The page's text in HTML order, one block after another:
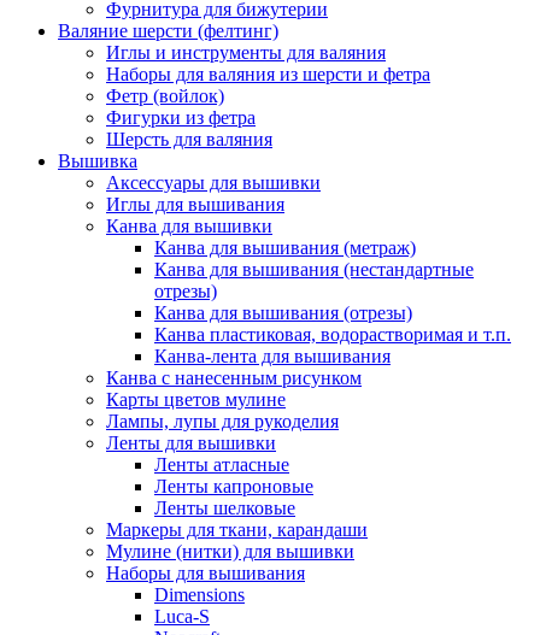
Фурнитура для бижутерии
Валяние шерсти (фелтинг)
Иглы и инструменты для валяния
Наборы для валяния из шерсти и фетра
Фетр (войлок)
Фигурки из фетра
Шерсть для валяния
Вышивка
Аксессуары для вышивки
Иглы для вышивания
Канва для вышивки
Канва для вышивания (метраж)
Канва для вышивания (нестандартные
отрезы)
Канва для вышивания (отрезы)
Канва пластиковая, водорастворимая и т.п.
Канва-лента для вышивания
Канва с нанесенным рисунком
Карты цветов мулине
Лампы, лупы для рукоделия
Ленты для вышивки
Ленты атласные
Ленты капроновые
Ленты шелковые
Маркеры для ткани, карандаши
Мулине (нитки) для вышивки
Наборы для вышивания
Dimensions
Luca-S